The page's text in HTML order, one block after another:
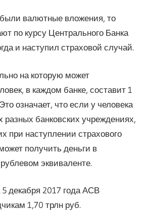
валютные вложения, то
по курсу Центрального Банка
и наступил страховой случай.
на которую может
в каждом банке, составит 1
означает, что если у человека
разных банковских учреждениях,
при наступлении страхового
получить деньги в
эквиваленте.
декабря 2017 года АСВ
1,70 трлн руб.